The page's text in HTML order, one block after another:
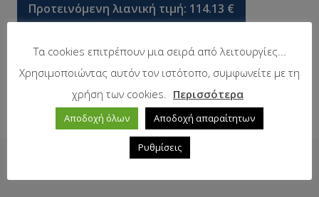
Προτεινόμενη λιανική τιμή: 114.13 €
Δείτε επίσης
Τα cookies επιτρέπουν μια σειρά από λειτουργίες...
Χρησιμοποιώντας αυτόν τον ιστότοπο, συμφωνείτε με τη
χρήση των cookies.
Περισσότερα
Αποδοχή όλων Αποδοχή απαραίτητων
Ρυθμίσεις